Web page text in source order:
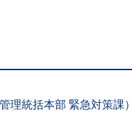
理統括本部 緊急対策課）